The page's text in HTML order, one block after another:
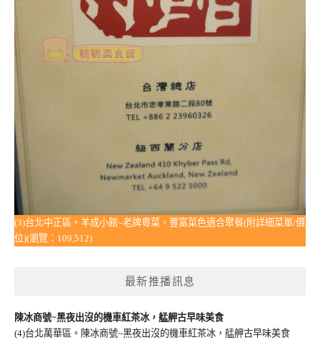
(3)台北中正區。羊成小館~老牌粵菜，豐富菜色適合聚餐(附詳細菜單/價
位)(瀏覽：109,512)
最新推播訊息
陳冰商號~黑夜出沒的機車紅茶冰，艋舺古早味美食
(4)台北萬華區。陳冰商號~黑夜出沒的機車紅茶冰，艋舺古早味美食